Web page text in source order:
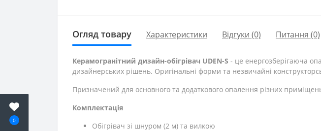
0
Огляд товару Характеристики Відгуки (0) Питання (0)
Керамогранітний дизайн-обігрівач UDEN-S - це енергозберігаюча
дизайнерських рішень. Оригінальні форми та незвичайні
Призначений для основного та додаткового опалення різних
Комплектація
Обігрівач зі шнуром (2 м) та вилкою